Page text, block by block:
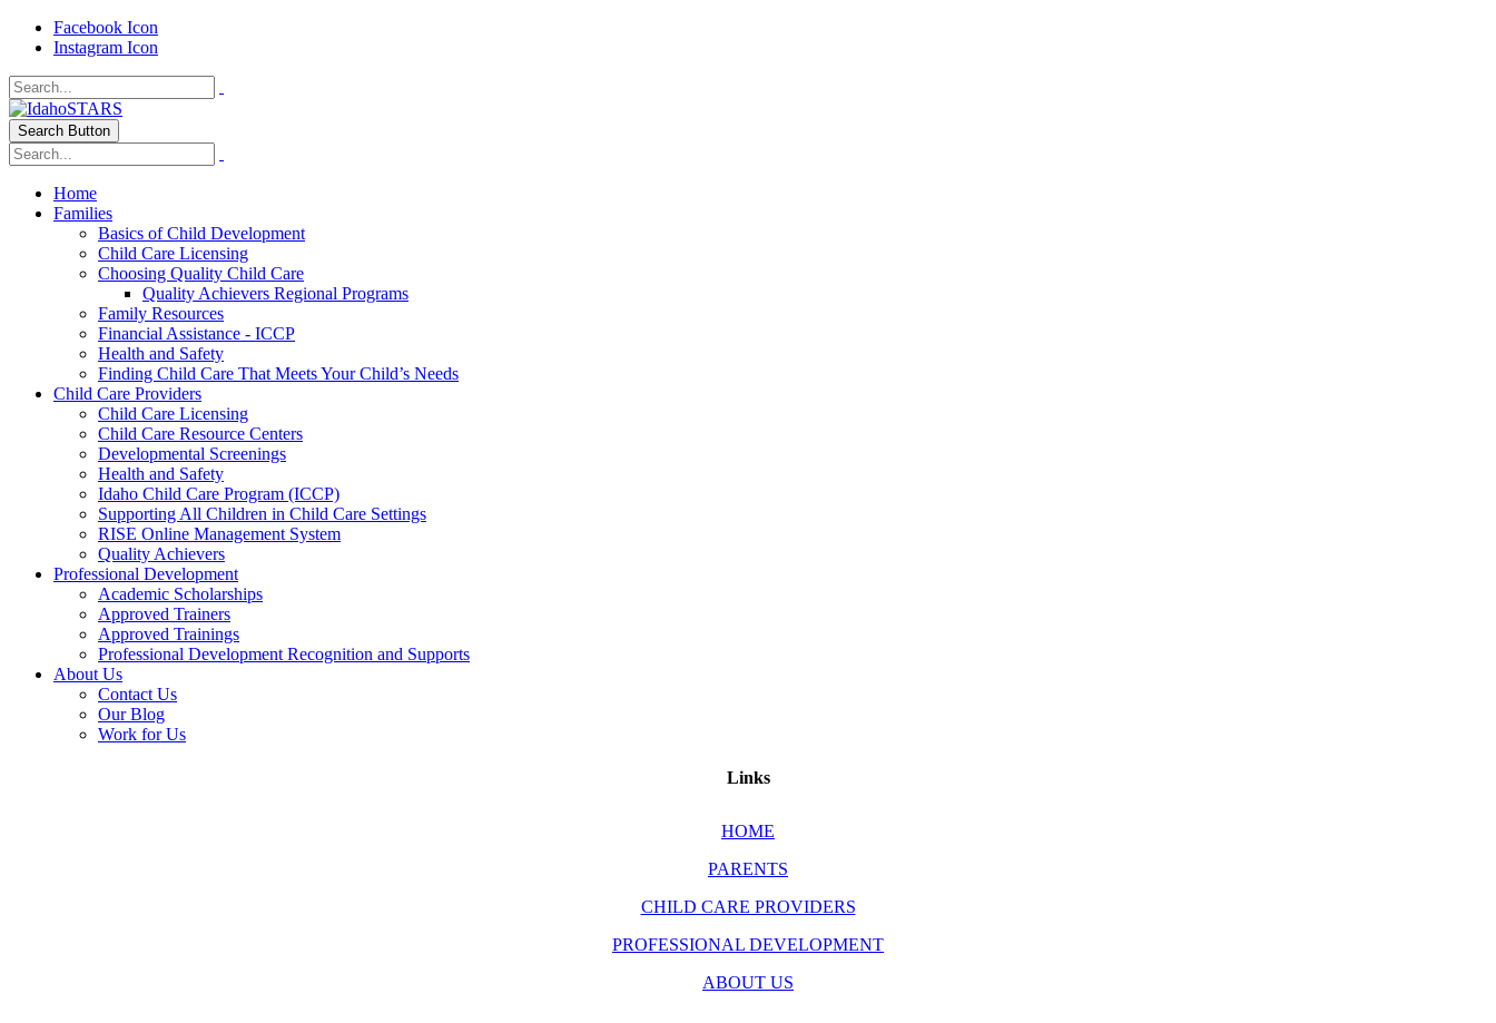
Facebook Icon
Instagram Icon
Search Button
Home
Families
Basics of Child Development
Child Care Licensing
Choosing Quality Child Care
Quality Achievers Regional Programs
Family Resources
Financial Assistance - ICCP
Health and Safety
Finding Child Care That Meets Your Child’s Needs
Child Care Providers
Child Care Licensing
Child Care Resource Centers
Developmental Screenings
Health and Safety
Idaho Child Care Program (ICCP)
Supporting All Children in Child Care Settings
RISE Online Management System
Quality Achievers
Professional Development
Academic Scholarships
Approved Trainers
Approved Trainings
Professional Development Recognition and Supports
About Us
Contact Us
Our Blog
Work for Us
Links
HOME
PARENTS
CHILD CARE PROVIDERS
PROFESSIONAL DEVELOPMENT
ABOUT US